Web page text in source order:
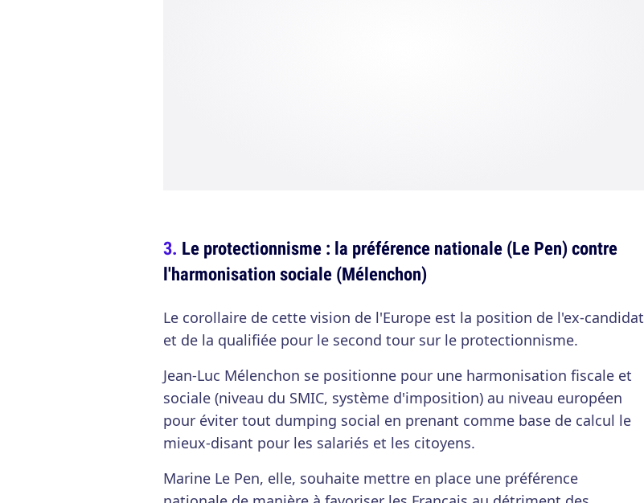
Le protectionnisme : la préférence nationale (Le Pen) contre
l'harmonisation sociale (Mélenchon)
Le corollaire de cette vision de l'Europe est la position de l'ex-candidat
et de la qualifiée pour le second tour sur le protectionnisme.
Jean-Luc Mélenchon se positionne pour une harmonisation fiscale et
sociale (niveau du SMIC, système d'imposition) au niveau européen
pour éviter tout dumping social en prenant comme base de calcul le
mieux-disant pour les salariés et les citoyens.
Marine Le Pen, elle, souhaite mettre en place une préférence